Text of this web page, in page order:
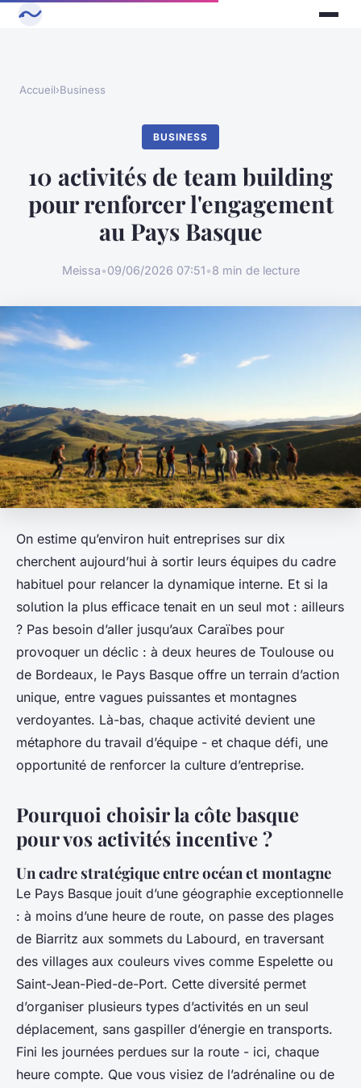
Accueil›Business
BUSINESS
10 activités de team building
pour renforcer l'engagement
au Pays Basque
Meissa•09/06/2026 07:51•8 min de lecture
On estime qu’environ huit entreprises sur dix
cherchent aujourd’hui à sortir leurs équipes du cadre
habituel pour relancer la dynamique interne. Et si la
solution la plus efficace tenait en un seul mot : ailleurs
? Pas besoin d’aller jusqu’aux Caraïbes pour
provoquer un déclic : à deux heures de Toulouse ou
de Bordeaux, le Pays Basque offre un terrain d’action
unique, entre vagues puissantes et montagnes
verdoyantes. Là-bas, chaque activité devient une
métaphore du travail d’équipe - et chaque défi, une
opportunité de renforcer la culture d’entreprise.
Pourquoi choisir la côte basque
pour vos activités incentive ?
Un cadre stratégique entre océan et montagne
Le Pays Basque jouit d’une géographie exceptionnelle
: à moins d’une heure de route, on passe des plages
de Biarritz aux sommets du Labourd, en traversant
des villages aux couleurs vives comme Espelette ou
Saint-Jean-Pied-de-Port. Cette diversité permet
d’organiser plusieurs types d’activités en un seul
déplacement, sans gaspiller d’énergie en transports.
Fini les journées perdues sur la route - ici, chaque
heure compte. Que vous visiez de l’adrénaline ou de